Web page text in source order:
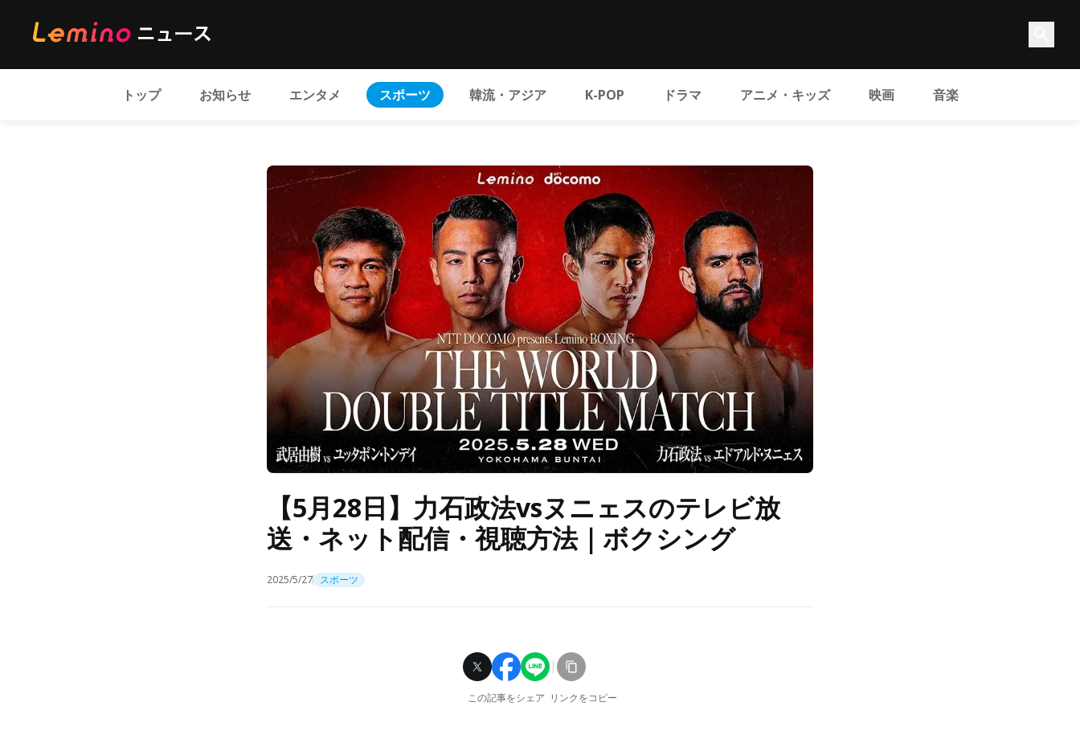
トップ お知らせ エンタメ スポーツ 韓流・アジア K-POP ドラマ アニメ・キッズ 映画 音楽
【5月28日】力石政法vsヌニェスのテレビ放
送・ネット配信・視聴方法｜ボクシング
2025/5/27 スポーツ
この記事をシェア リンクをコピー